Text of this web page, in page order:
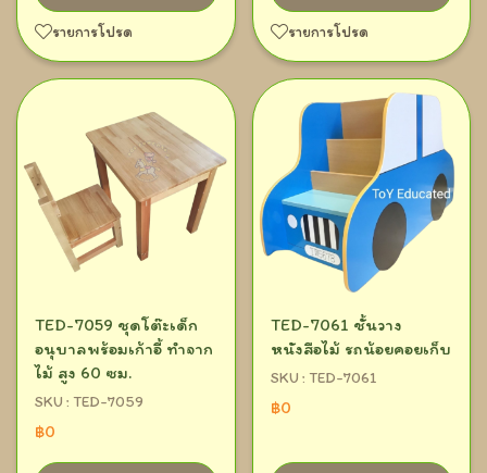
รายการโปรด รายการโปรด
TED-7059 ชุดโต๊ะเด็ก
อนุบาลพร้อมเก้าอี้ ทำจาก
ไม้ สูง 60 ซม.
SKU : TED-7059
฿0
TED-7061 ชั้นวาง
หนังสือไม้ รถน้อยคอยเก็บ
SKU : TED-7061
฿0